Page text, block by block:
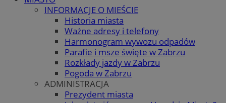
INFORMACJE O MIEŚCIE
Historia miasta
Ważne adresy i telefony
Harmonogram wywozu odpadów
Parafie i msze święte w Zabrzu
Rozkłady jazdy w Zabrzu
Pogoda w Zabrzu
ADMINISTRACJA
Prezydent miasta